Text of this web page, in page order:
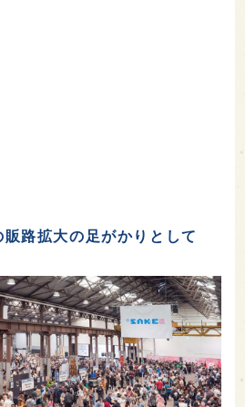
路拡大の足がかりとして